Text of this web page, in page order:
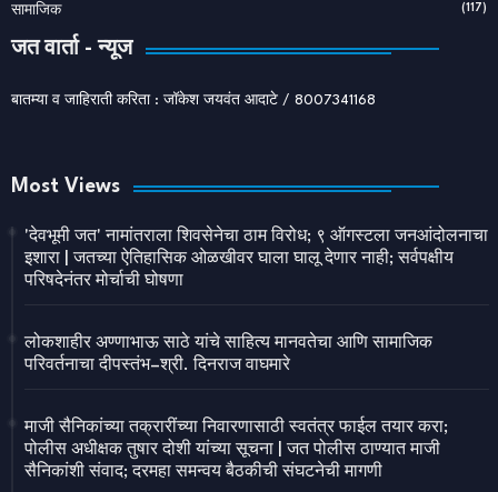
सामाजिक (117)
जत वार्ता - न्यूज
बातम्या व जाहिराती करिता : जॉकेश जयवंत आदाटे / 8007341168
Most Views
'देवभूमी जत' नामांतराला शिवसेनेचा ठाम विरोध; ९ ऑगस्टला जनआंदोलनाचा
इशारा | जतच्या ऐतिहासिक ओळखीवर घाला घालू देणार नाही; सर्वपक्षीय
परिषदेनंतर मोर्चाची घोषणा
लोकशाहीर अण्णाभाऊ साठे यांचे साहित्य मानवतेचा आणि सामाजिक
परिवर्तनाचा दीपस्तंभ–श्री. दिनराज वाघमारे
माजी सैनिकांच्या तक्रारींच्या निवारणासाठी स्वतंत्र फाईल तयार करा;
पोलीस अधीक्षक तुषार दोशी यांच्या सूचना | जत पोलीस ठाण्यात माजी
सैनिकांशी संवाद; दरमहा समन्वय बैठकीची संघटनेची मागणी